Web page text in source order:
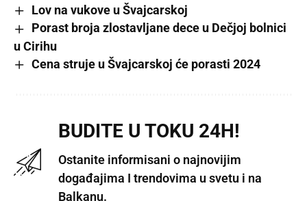
Lov na vukove u Švajcarskoj
Porast broja zlostavljane dece u Dečjoj bolnici
u Cirihu
Cena struje u Švajcarskoj će porasti 2024
BUDITE U TOKU 24H!
Ostanite informisani o najnovijim
događajima I trendovima u svetu i na
Balkanu.